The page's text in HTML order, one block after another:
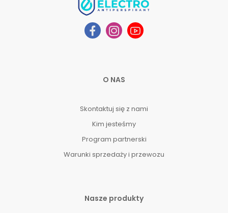
O NAS
Skontaktuj się z nami
Kim jesteśmy
Program partnerski
Warunki sprzedaży i przewozu
Nasze produkty